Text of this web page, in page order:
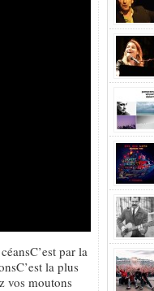
par la
la plus
vos moutons